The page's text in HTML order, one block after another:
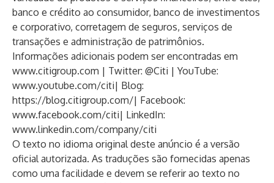
banco e crédito ao consumidor, banco de investimentos
e corporativo, corretagem de seguros, serviços de
transações e administração de patrimônios.
Informações adicionais podem ser encontradas em
www.citigroup.com | Twitter: @Citi | YouTube:
www.youtube.com/citi| Blog:
https://blog.citigroup.com/| Facebook:
www.facebook.com/citi| LinkedIn:
www.linkedin.com/company/citi
O texto no idioma original deste anúncio é a versão
oficial autorizada. As traduções são fornecidas apenas
como uma facilidade e devem se referir ao texto no